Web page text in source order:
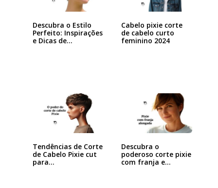
Descubra o Estilo
Perfeito: Inspirações
e Dicas de…
Cabelo pixie corte
de cabelo curto
feminino 2024
Tendências de Corte
de Cabelo Pixie cut
para…
Descubra o
poderoso corte pixie
com franja e